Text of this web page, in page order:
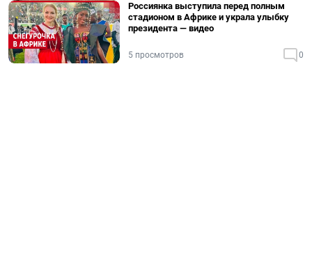
Россиянка выступила перед полным
стадионом в Африке и украла улыбку
президента — видео
5 просмотров 0